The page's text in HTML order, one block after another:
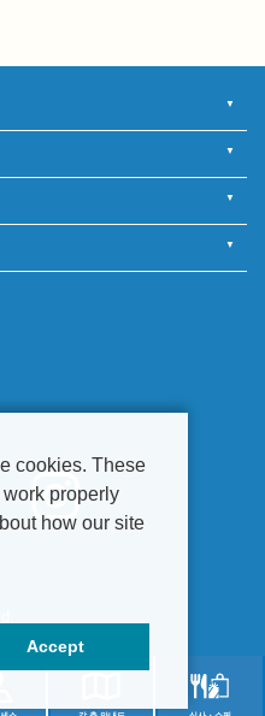
cookies. These
properly
how our site
Accept